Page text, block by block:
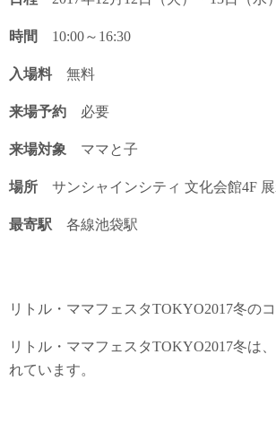
時間 10:00～16:30
入場料無料
来場予約 必要
来場対象 ママと子
場所 サンシャインシティ 文化会館4F
最寄駅 各線池袋駅
リトル・ママフェスタTOKYO2017冬の
リトル・ママフェスタTOKYO2017冬は
れています。